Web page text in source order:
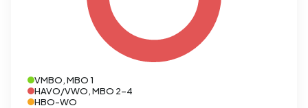
VMBO, MBO 1
HAVO/VWO, MBO 2-4
HBO-WO